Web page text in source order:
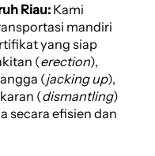
Riau: Kami
mandiri
yang siap
(erection),
(jacking up),
(dismantling)
secara efisien dan